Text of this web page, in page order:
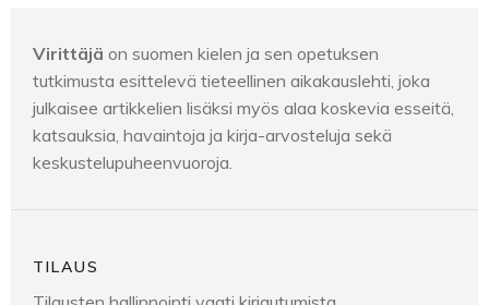
Virittäjä on suomen kielen ja sen opetuksen
tutkimusta esittelevä tieteellinen aikakauslehti, joka
julkaisee artikkelien lisäksi myös alaa koskevia esseitä,
katsauksia, havaintoja ja kirja-arvosteluja sekä
keskustelupuheenvuoroja.
TILAUS